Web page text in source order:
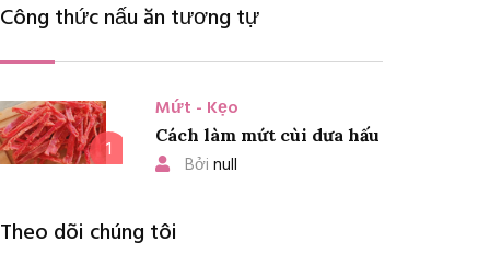
Công thức nấu ăn tương tự
1
Mứt - Kẹo
Cách làm mứt cùi dưa hấu
Bởi null
Theo dõi chúng tôi